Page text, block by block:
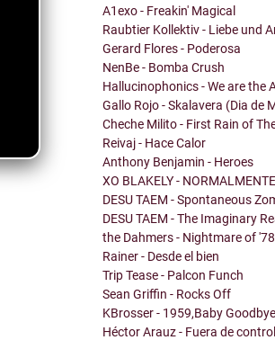
A1exo - Freakin' Magical
Raubtier Kollektiv - Liebe und
Gerard Flores - Poderosa
NenBe - Bomba Crush
Hallucinophonics - We are the
Gallo Rojo - Skalavera (Dia de
Cheche Milito - First Rain of
Reivaj - Hace Calor
Anthony Benjamin - Heroes
XO BLAKELY - NORMALMENTE
DESU TAEM - Spontaneous
DESU TAEM - The Imaginary
the Dahmers - Nightmare of '78
Rainer - Desde el bien
Trip Tease - Palcon Funch
Sean Griffin - Rocks Off
KBrosser - 1959,Baby Goodbye
Héctor Arauz - Fuera de control